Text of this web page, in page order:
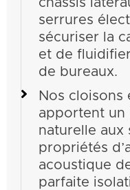
serrures
sécuriser la
et de
de bureaux.
Nos cloisons
apportent un
naturelle aux
propriétés
acoustique
parfaite